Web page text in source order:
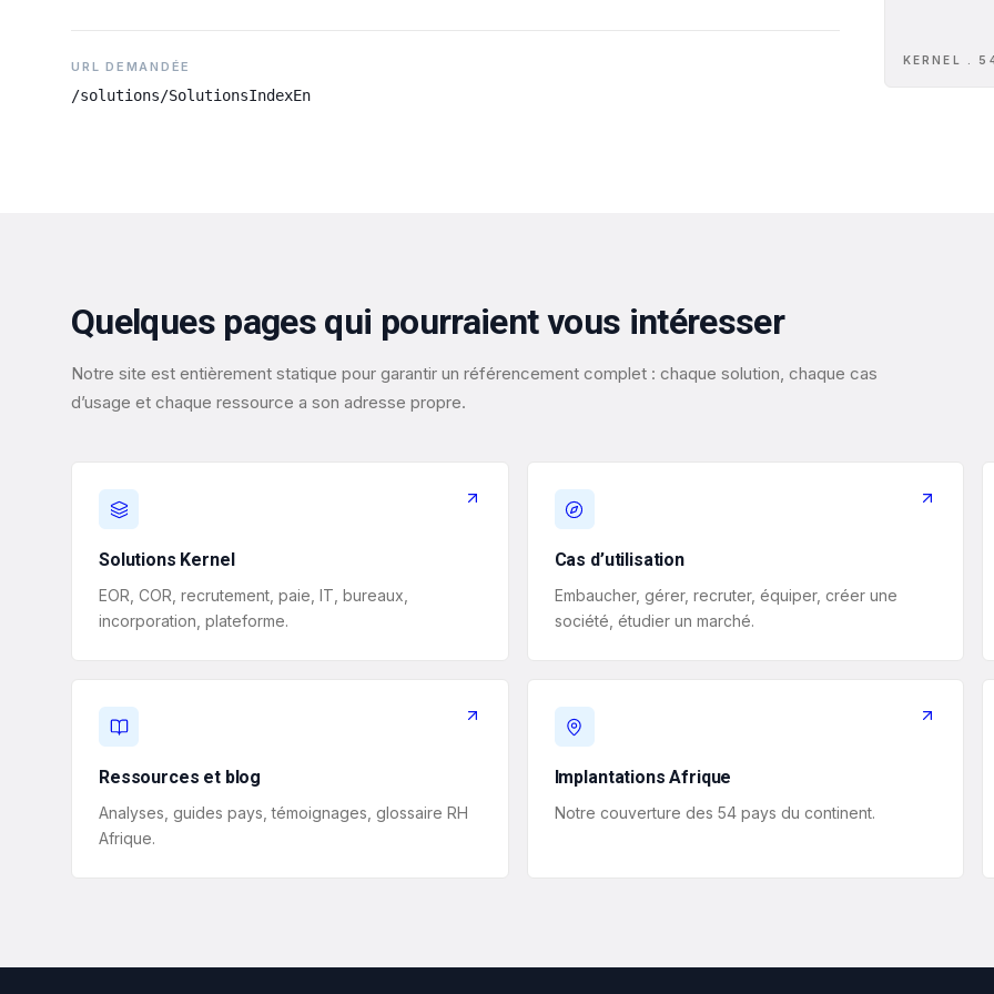
URL DEMANDÉE
/solutions/SolutionsIndexEn
KERNEL .
Quelques pages qui pourraient vous intéresser
Notre site est entièrement statique pour garantir un référencement complet : chaque solution, chaque cas
d’usage et chaque ressource a son adresse propre.
Solutions Kernel
EOR, COR, recrutement, paie, IT, bureaux,
incorporation, plateforme.
Cas d’utilisation
Embaucher, gérer, recruter, équiper, créer une
société, étudier un marché.
Ressources et blog
Analyses, guides pays, témoignages, glossaire RH
Afrique.
Implantations Afrique
Notre couverture des 54 pays du continent.